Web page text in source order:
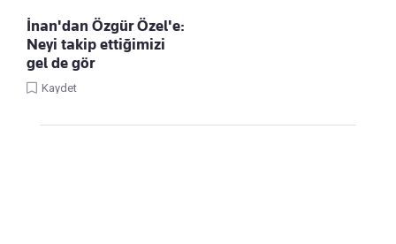
İnan'dan Özgür Özel'e:
Neyi takip ettiğimizi
gel de gör
Kaydet